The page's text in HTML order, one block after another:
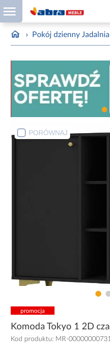
› Pokój dzienny Jadalnia
PORÓWNAJ
promocja
Komoda Tokyo 1 2D
Kod produktu: MR-